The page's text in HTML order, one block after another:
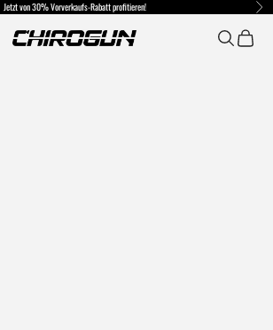
Jetzt von 30% Vorverkaufs-Rabatt profitieren! Vor
Chirogun DE Suchen